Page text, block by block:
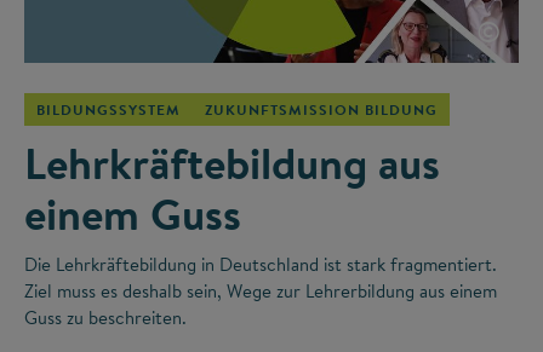
©
BILDUNGSSYSTEM ZUKUNFTSMISSION BILDUNG
Lehrkräftebildung aus
einem Guss
Die Lehrkräftebildung in Deutschland ist stark fragmentiert.
Ziel muss es deshalb sein, Wege zur Lehrerbildung aus einem
Guss zu beschreiten.